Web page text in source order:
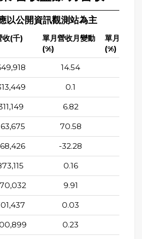
以公開資訊觀測站為主
收(千)
單月營收月變動
(%)
單月營收
(%)
14.54
0.1
6.82
70.58
-32.28
0.16
9.91
0.03
0.23